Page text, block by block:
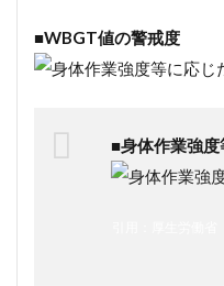
■WBGT値の警戒度
■身体作業強